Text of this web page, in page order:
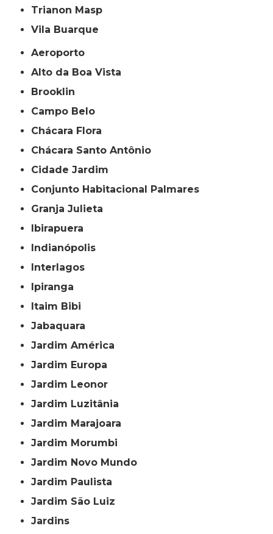
Trianon Masp
Vila Buarque
Aeroporto
Alto da Boa Vista
Brooklin
Campo Belo
Chácara Flora
Chácara Santo Antônio
Cidade Jardim
Conjunto Habitacional Palmares
Granja Julieta
Ibirapuera
Indianópolis
Interlagos
Ipiranga
Itaim Bibi
Jabaquara
Jardim América
Jardim Europa
Jardim Leonor
Jardim Luzitânia
Jardim Marajoara
Jardim Morumbi
Jardim Novo Mundo
Jardim Paulista
Jardim São Luiz
Jardins